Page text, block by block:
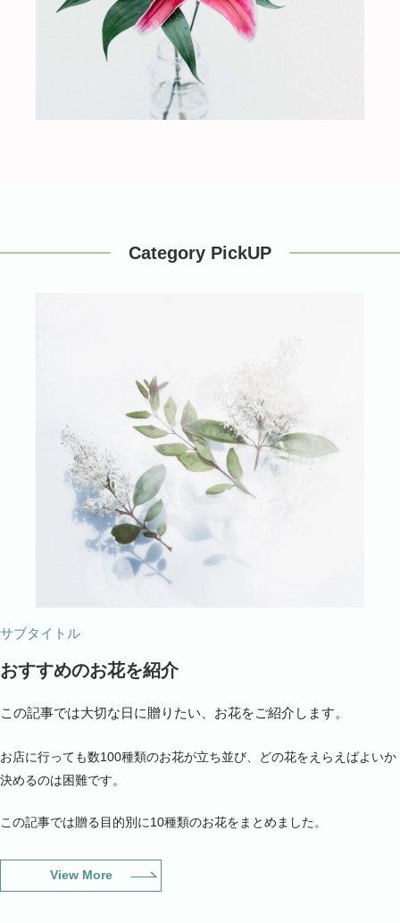
Category PickUP
サブタイトル
おすすめのお花を紹介
この記事では大切な日に贈りたい、お花をご紹介します。
お店に行っても数100種類のお花が立ち並び、どの花をえらえばよいか
決めるのは困難です。
この記事では贈る目的別に10種類のお花をまとめました。
View More